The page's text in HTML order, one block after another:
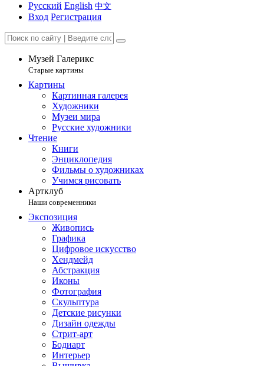
Русский English 中文
Вход Регистрация
Музей Галерикс
Старые картины
Картины
Картинная галерея
Художники
Музеи мира
Русские художники
Чтение
Книги
Энциклопедия
Фильмы о художниках
Учимся рисовать
Артклуб
Наши современники
Экспозиция
Живопись
Графика
Цифровое искусство
Хендмейд
Абстракция
Иконы
Фотография
Скульптура
Детские рисунки
Дизайн одежды
Стрит-арт
Бодиарт
Интерьер